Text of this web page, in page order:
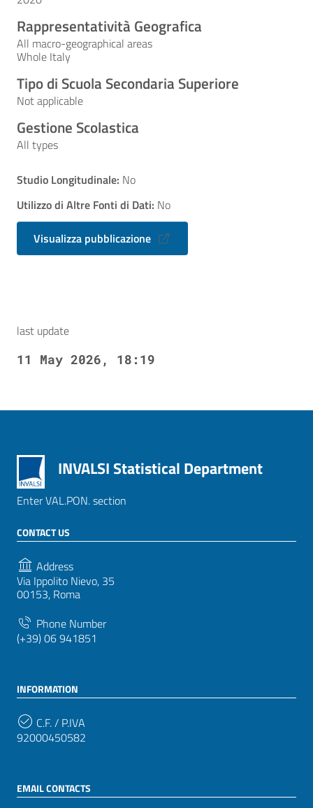
Rappresentatività Geografica
All macro-geographical areas
Whole Italy
Tipo di Scuola Secondaria Superiore
Not applicable
Gestione Scolastica
All types
Studio Longitudinale: No
Utilizzo di Altre Fonti di Dati: No
Visualizza pubblicazione
last update
11 May 2026, 18:19
INVALSI Statistical Department
Enter VAL.PON. section
CONTACT US
Address
Via Ippolito Nievo, 35
00153, Roma
Phone Number
(+39) 06 941851
INFORMATION
C.F. / P.IVA
92000450582
EMAIL CONTACTS